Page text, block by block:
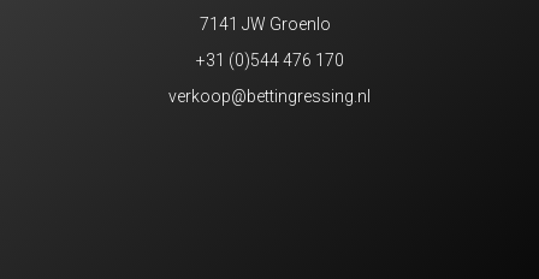
7141 JW Groenlo
+31 (0)544 476 170
verkoop@bettingressing.nl